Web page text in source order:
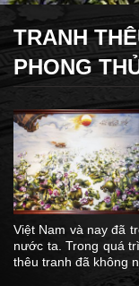
TRANH
PHONG
Việt Nam và nay đã
nước ta. Trong quá
thêu tranh đã không